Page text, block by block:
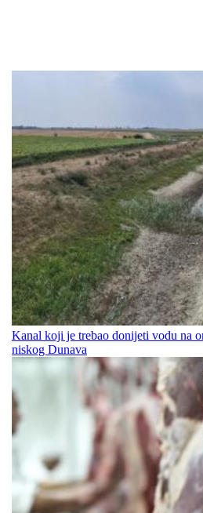
Kanal koji je trebao donijeti vodu na
niskog Dunava